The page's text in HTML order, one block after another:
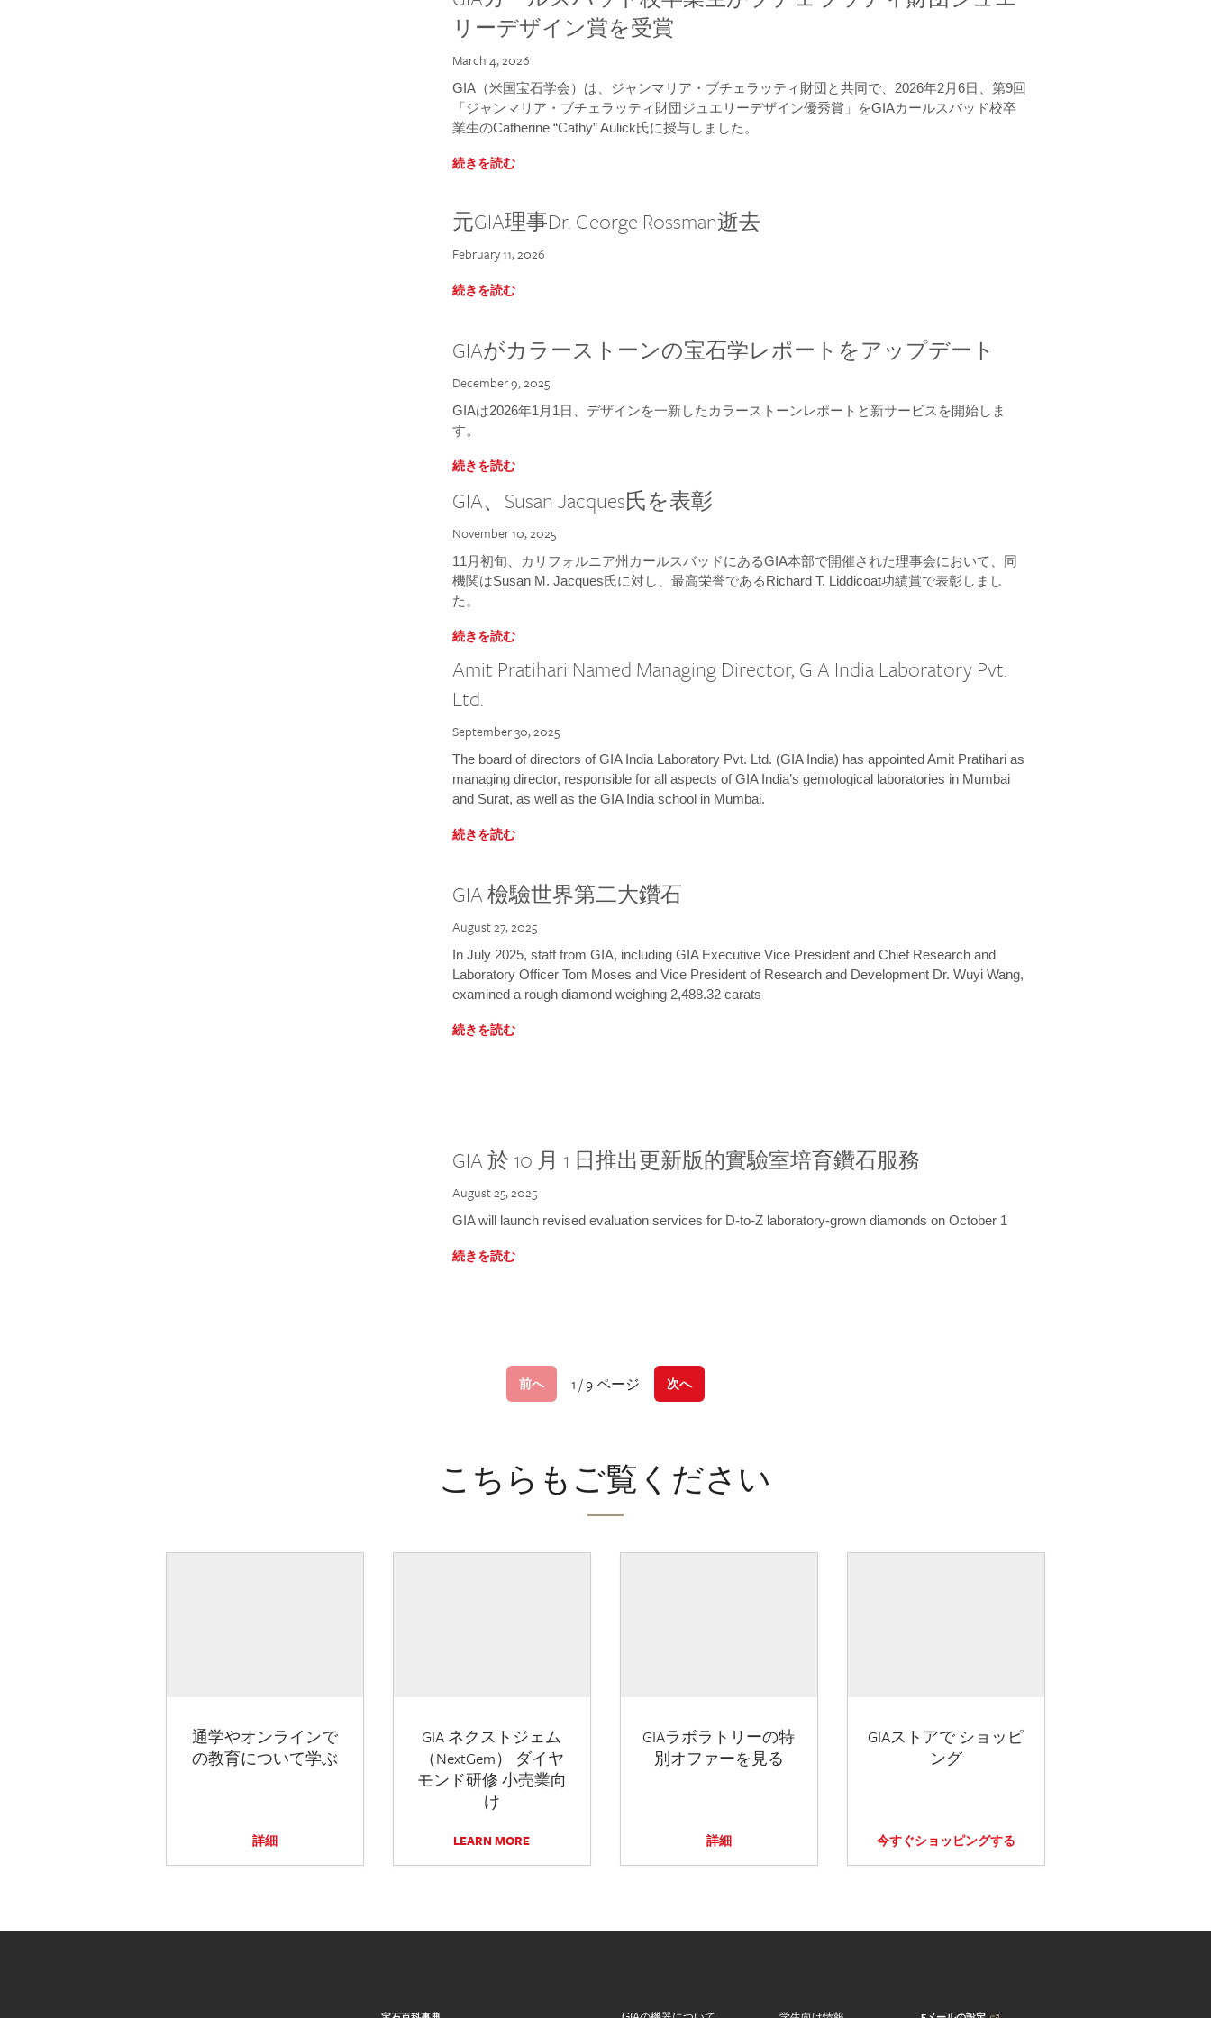
リーデザイン賞を受賞
March 4, 2026
GIA（米国宝石学会）は、ジャンマリア・ブチェラッティ財団と共同で、2026年2月6日、第9回
「ジャンマリア・ブチェラッティ財団ジュエリーデザイン優秀賞」をGIAカールスバッド校卒
業生のCatherine “Cathy” Aulick氏に授与しました。
続きを読む
元GIA理事Dr. George Rossman逝去
February 11, 2026
続きを読む
GIAがカラーストーンの宝石学レポートをアップデート
December 9, 2025
GIAは2026年1月1日、デザインを一新したカラーストーンレポートと新サービスを開始しま
す。
続きを読む
GIA、Susan Jacques氏を表彰
November 10, 2025
11月初旬、カリフォルニア州カールスバッドにあるGIA本部で開催された理事会において、同
機関はSusan M. Jacques氏に対し、最高栄誉であるRichard T. Liddicoat功績賞で表彰しまし
た。
続きを読む
Amit Pratihari Named Managing Director, GIA India Laboratory Pvt.
Ltd.
September 30, 2025
The board of directors of GIA India Laboratory Pvt. Ltd. (GIA India) has appointed Amit Pratihari as
managing director, responsible for all aspects of GIA India’s gemological laboratories in Mumbai
and Surat, as well as the GIA India school in Mumbai.
続きを読む
GIA 檢驗世界第二大鑽石
August 27, 2025
In July 2025, staff from GIA, including GIA Executive Vice President and Chief Research and
Laboratory Officer Tom Moses and Vice President of Research and Development Dr. Wuyi Wang,
examined a rough diamond weighing 2,488.32 carats
続きを読む
GIA 於 10 月 1 日推出更新版的實驗室培育鑽石服務
August 25, 2025
GIA will launch revised evaluation services for D-to-Z laboratory-grown diamonds on October 1
続きを読む
前へ 1 / 9 ページ 次へ
こちらもご覧ください
通学やオンラインで
の教育について学ぶ
詳細
GIA ネクストジェム
（NextGem） ダイヤ
モンド研修 小売業向
け
LEARN MORE
GIAラボラトリーの特
別オファーを見る
詳細
GIAストアで ショッピ
ング
今すぐショッピングする